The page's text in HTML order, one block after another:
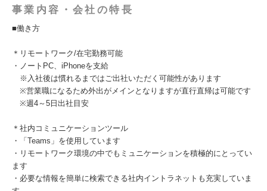
事業内容・会社の特長
■働き方
＊リモートワーク/在宅勤務可能
・ノートPC、iPhoneを支給
※入社後は慣れるまではご出社いただく可能性があります
※営業職になるため外出がメインとなりますが直行直帰は可能です
※週4～5日出社目安
＊社内コミュニケーションツール
・「Teams」を使用しています
・リモートワーク環境の中でもミュニケーションを積極的にとってい
ます
・必要な情報を簡単に検索できる社内イントラネットも充実していま